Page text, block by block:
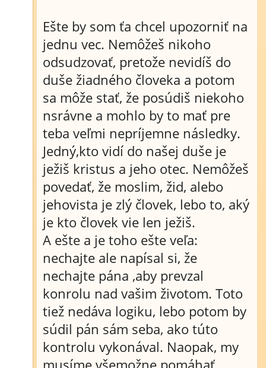
Ešte by som ťa chcel upozorniť na
jednu vec. Nemôžeš nikoho
odsudzovať, pretože nevidíš do
duše žiadného človeka a potom
sa môže stať, že posúdiš niekoho
nsrávne a mohlo by to mať pre
teba veľmi nepríjemne následky.
Jedný,kto vidí do našej duše je
ježiš kristus a jeho otec. Nemôžeš
povedať, že moslim, žid, alebo
jehovista je zlý človek, lebo to, aký
je kto človek vie len ježiš.
A ešte a je toho ešte veľa:
nechajte ale napísal si, že
nechajte pána ,aby prevzal
konrolu nad vašim životom. Toto
tiež nedáva logiku, lebo potom by
súdil pán sám seba, ako túto
kontrolu vykonával. Naopak, my
musíme všemožne pomáhať